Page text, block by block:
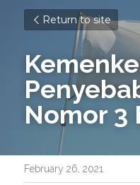
Return to site
Nomor 3
February 26, 2021